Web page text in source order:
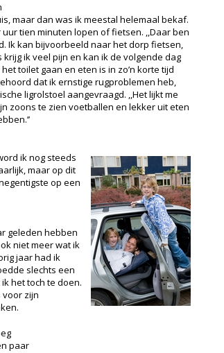
maar dan was ik meestal helemaal bekaf.
tien minuten lopen of fietsen. ,,Daar ben
Ik kan bijvoorbeeld naar het dorp fietsen,
ik veel pijn en kan ik de volgende dag
toilet gaan en eten is in zo’n korte tijd
dat ik ernstige rugproblemen heb,
ligrolstoel aangevraagd. ,,Het lijkt me
zoons te zien voetballen en lekker uit eten
ik nog steeds
maar op dit
op een
geleden hebben
niet meer wat ik
jaar had ik
slechts een
het toch te doen.
voor zijn
paar